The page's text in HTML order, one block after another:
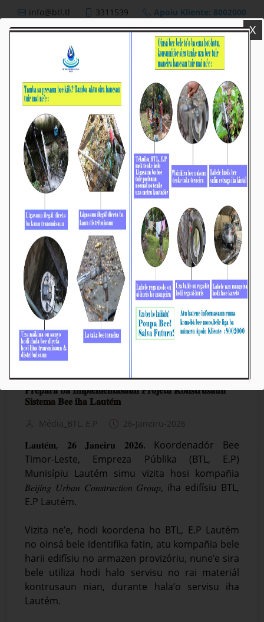
info@btl.tl 3311539 Apoiu Kliente: 8002000
𝐁𝐓𝐋, 𝐄.𝐏: 𝐊𝐨𝐨𝐫𝐝𝐞𝐧𝐚𝐬𝐚𝐮𝐧 𝐡𝐨𝐝𝐢 𝐇𝐚𝐫𝐢𝐢 𝐀𝐫𝐦𝐚𝐳𝐞𝐧 𝐚𝐭𝐮
𝐏𝐫𝐞𝐩𝐚𝐫𝐚 𝐛𝐚 𝐈𝐦𝐩𝐥𝐞𝐦𝐞𝐧𝐭𝐚𝐬𝐚𝐮𝐧 𝐏𝐫𝐨𝐣𝐞𝐭𝐮 𝐊𝐨𝐧𝐬𝐭𝐫𝐮𝐬𝐚𝐮𝐧
𝐒𝐢𝐬𝐭𝐞𝐦𝐚 𝐁𝐞𝐞 𝐢𝐡𝐚 𝐋𝐚𝐮𝐭𝐞́𝐦
Média_BTL, E.P 26-Janeiru-2026
𝐋𝐚𝐮𝐭𝐞́𝐦, 𝟐𝟔 𝐉𝐚𝐧𝐞𝐢𝐫𝐮 𝟐𝟎𝟐𝟔. Koordenadór Bee
Timor-Leste, Empreza Públika (BTL, E.P)
Munisípiu Lautém simu vizita hosi kompañia
𝐵𝑒𝑖𝑗𝑖𝑛𝑔 𝑈𝑟𝑏𝑎𝑛 𝐶𝑜𝑛𝑠𝑡𝑟𝑢𝑐𝑡𝑖𝑜𝑛 𝐺𝑟𝑜𝑢𝑝, iha edifísiu BTL,
E.P Lautém.
Vizita ne’e, hodi koordena ho BTL, E.P Lautém
no oinsá bele identifika fatin, atu kompañia bele
harii edifísiu no armazen provizóriu, nune’e sira
bele utiliza hodi halo servisu no rai materiál
kontrusaun nian, durante hala’o servisu iha
Lautém.
X